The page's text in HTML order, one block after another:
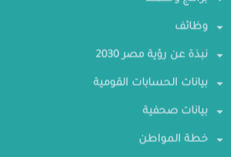
برامج وخطط
وظائف
نبذة عن رؤية مصر 2030
بيانات الحسابات القومية
بيانات صحفية
خطة المواطن